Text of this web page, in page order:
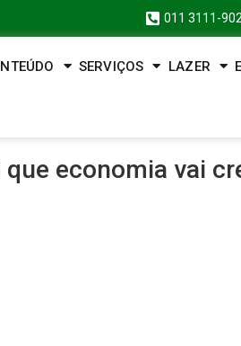
011 3111-
SERVIÇOS LAZER
economia vai